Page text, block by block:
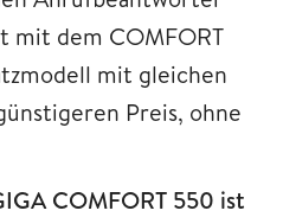
mit dem COMFORT
mit gleichen
Preis, ohne
COMFORT 550 ist